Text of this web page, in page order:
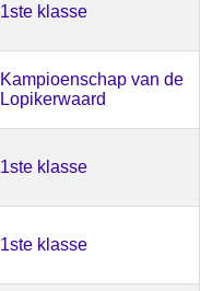
1ste klasse
Kampioenschap van de
Lopikerwaard
1ste klasse
1ste klasse